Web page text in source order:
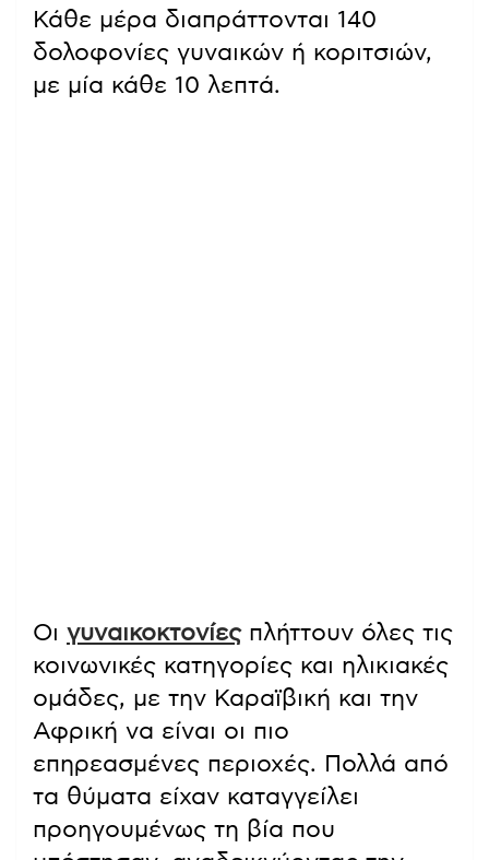
Κάθε μέρα διαπράττονται 140
δολοφονίες γυναικών ή κοριτσιών,
με μία κάθε 10 λεπτά.
Οι γυναικοκτονίεςπλήττουν όλες τις
κοινωνικές κατηγορίες και ηλικιακές
ομάδες, με την Καραϊβική και την
Αφρική να είναι οι πιο
επηρεασμένες περιοχές. Πολλά από
τα θύματα είχαν καταγγείλει
προηγουμένως τη βία που